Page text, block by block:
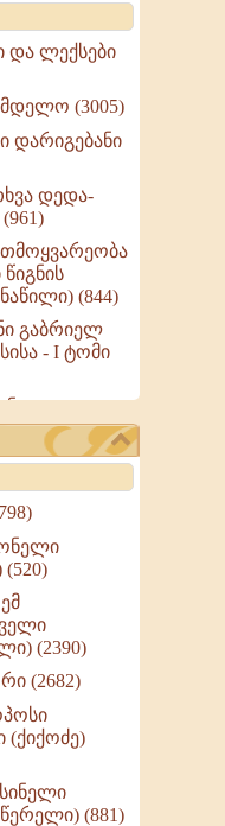
და ლექსები
(3005)
დარიგებანი
დედა-
(844)
გაბრიელ
- I ტომი
სიტყვანი
(723)
ძალზე
რჩევები
(545)
გაბრიელ
- II ტომი
-
ადამიანები
(278)
(520)
(2390)
(2682)
(ქიქოძე)
(881)